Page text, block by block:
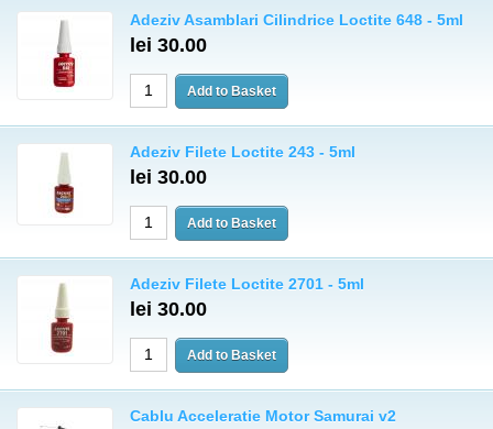
Adeziv Asamblari Cilindrice Loctite 648 - 5ml
lei 30.00
Adeziv Filete Loctite 243 - 5ml
lei 30.00
Adeziv Filete Loctite 2701 - 5ml
lei 30.00
Cablu Acceleratie Motor Samurai v2